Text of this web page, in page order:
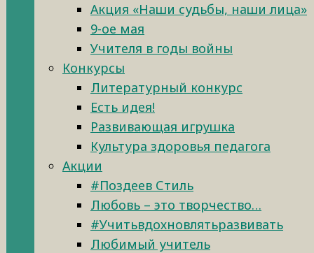
Акция «Наши судьбы, наши лица»
9-ое мая
Учителя в годы войны
Конкурсы
Литературный конкурс
Есть идея!
Развивающая игрушка
Культура здоровья педагога
Акции
#Поздеев Стиль
Любовь – это творчество…
#Учитьвдохновлятьразвивать
Любимый учитель